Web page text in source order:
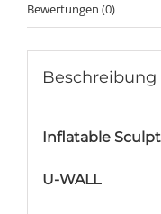
Bewertungen (0)
Beschreibung
Inflatable
U-WALL